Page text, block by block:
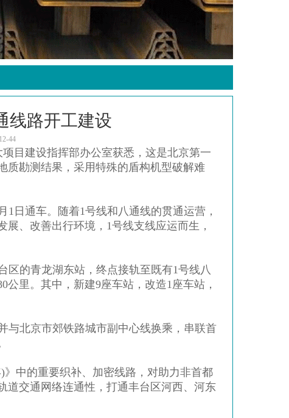
线路开工建设
44
目建设指挥部办公室获悉，这是北京第一
质勘测结果，采用特殊的盾构机型破解难
日通车。随着1号线和八通线的贯通运营，
、改善出行环境，1号线支线应运而生，
区的青龙湖东站，终点接轨至既有1号线八
里。其中，新建9座车站，改造1座车站，
与北京市郊铁路城市副中心线换乘，串联首
中的重要织补、加密线路，对助力非首都
道交通网络连通性，打通丰台区河西、河东